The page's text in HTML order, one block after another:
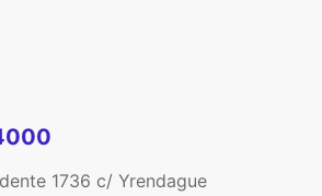
1736 c/ Yrendague